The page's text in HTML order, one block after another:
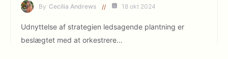
By Cecilia Andrews 18 okt 2024
Udnyttelse af strategien ledsagende plantning er
beslægtet med at orkestrere…